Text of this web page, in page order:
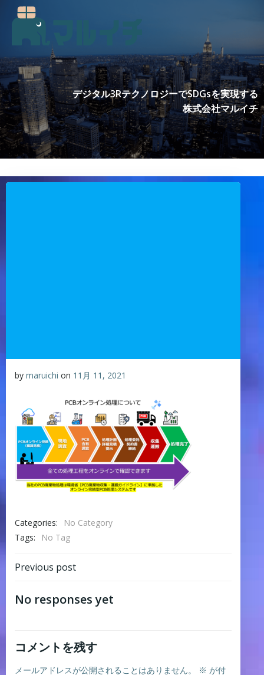
ツ
へ
ス
キ
ッ
プ
デジタル3RテクノロジーでSDGsを実現する
株式会社マルイチ
by maruichi on 11月 11, 2021
Categories:
No Category
Tags:
No Tag
Post
navigation
Previous post
No responses yet
コメントを残す
メールアドレスが公開されることはありません。 ※ が付